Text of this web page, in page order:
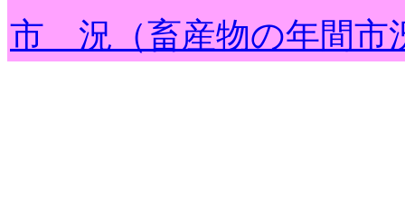
市 況（畜産物の年間市